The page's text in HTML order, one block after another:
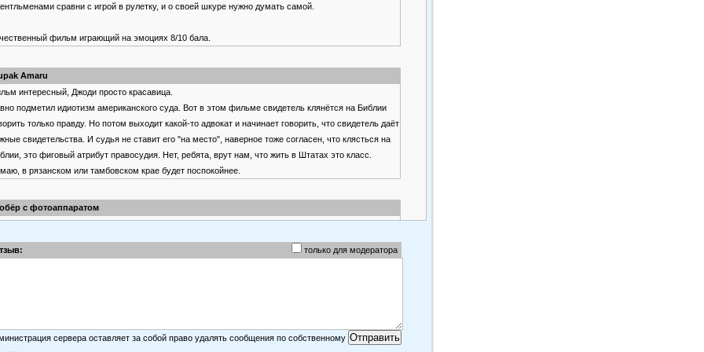
сравни с игрой в рулетку, и о своей шкуре нужно думать самой.
фильм играющий на эмоциях 8/10 бала.
Amaru
интересный, Джоди просто красавица.
подметил идиотизм американского суда. Вот в этом фильме свидетель клянётся на Библии
только правду. Но потом выходит какой-то адвокат и начинает говорить, что свидетель даёт
свидетельства. И судья не ставит его "на место", наверное тоже согласен, что клясться на
это фиговый атрибут правосудия. Нет, ребята, врут нам, что жить в Штатах это класс.
в рязанском или тамбовском крае будет поспокойнее.
с фотоаппаратом
на (почти)почтенный возраст фильм интересен хотя и местами нудноват. Для любителей
но в цивилизованном мире...хуже дерьма такие "люди".
только для модератора
сервера оставляет за собой право удалять сообщения по собственному